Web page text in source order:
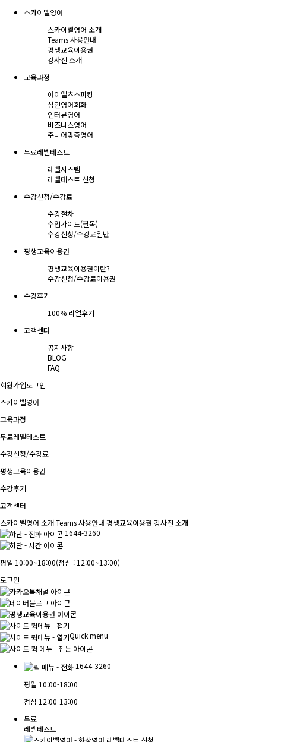
스카이벨영어
스카이벨영어 소개
Teams 사용안내
평생교육이용권
강사진 소개
교육과정
아이엘츠스피킹
성인영어회화
인터뷰영어
비즈니스영어
주니어맞춤영어
무료레벨테스트
레벨시스템
레벨테스트 신청
수강신청/수강료
수강절차
수업가이드(필독)
수강신청/수강료일반
평생교육이용권
평생교육이용권이란?
수강신청/수강료이용권
수강후기
100% 리얼후기
고객센터
공지사항
BLOG
FAQ
회원가입로그인
스카이벨영어
교육과정
무료레벨테스트
수강신청/수강료
평생교육이용권
수강후기
고객센터
스카이벨영어 소개Teams 사용안내 평생교육이용권 강사진 소개
1644-3260
평일 10:00~18:00(점심 : 12:00~13:00)
로그인
Quick menu
1644-3260
평일 10:00-18:00
점심 12:00-13:00
무료
레벨테스트